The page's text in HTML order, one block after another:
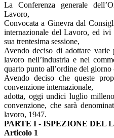
La Conferenza generale
Lavoro,
Convocata a Ginevra dal
internazionale del Lavoro, ed
sua trentesima sessione,
Avendo deciso di adottare varie
lavoro nell’industria e nel
quarto punto all’ordine del giorno
Avendo deciso che queste
convenzione internazionale,
adotta, oggi undici luglio
convenzione, che sarà
lavoro, 1947.
PARTE I - ISPEZIONE DEL
Articolo 1